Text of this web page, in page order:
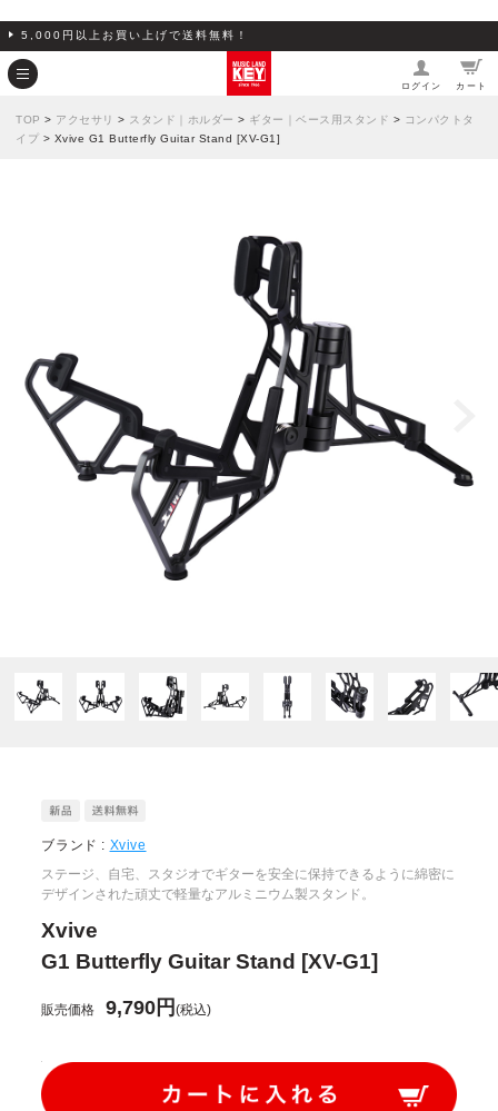
5,000円以上お買い上げで送料無料！
ログイン カート
TOP > アクセサリ > スタンド｜ホルダー > ギター｜ベース用スタンド > コンパクトタ
イプ > Xvive G1 Butterfly Guitar Stand [XV-G1]
ブランド : Xvive
ステージ、自宅、スタジオでギターを安全に保持できるように綿密に
デザインされた頑丈で軽量なアルミニウム製スタンド。
Xvive
G1 Butterfly Guitar Stand [XV-G1]
販売価格 9,790円(税込)